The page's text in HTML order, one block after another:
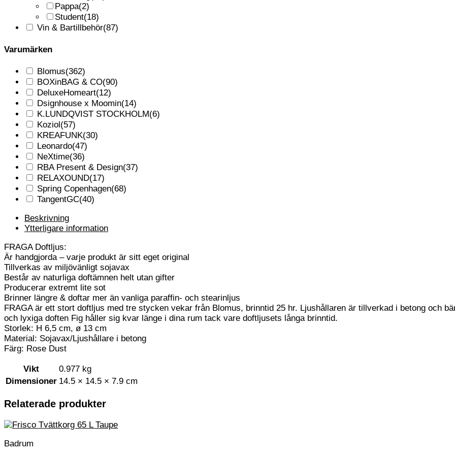
Pappa(2)
Student(18)
Vin & Bartillbehör(87)
Varumärken
Blomus(362)
BOXinBAG & CO(90)
DeluxeHomeart(12)
Dsignhouse x Moomin(14)
K.LUNDQVIST STOCKHOLM(6)
Koziol (57)
KREAFUNK(30)
Leonardo(47)
NeXtime(36)
RBA Present & Design(37)
RELAXOUND(17)
Spring Copenhagen(68)
TangentGC(40)
Beskrivning
Ytterligare information
FRAGA Doftljus:
Är handgjorda – varje produkt är sitt eget original
Tillverkas av miljövänligt sojavax
Består av naturliga doftämnen helt utan gifter
Producerar extremt lite sot
Brinner längre & doftar mer än vanliga paraffin- och stearinljus
FRAGA är ett stort doftljus med tre stycken vekar från Blomus, brinntid 25 hr. Ljushållaren är tillverkad i betong och
och lyxiga doften Fig håller sig kvar länge i dina rum tack vare doftljusets långa brinntid.
Storlek: H 6,5 cm, ø 13 cm
Material: Sojavax/Ljushållare i betong
Färg: Rose Dust
Vikt
0.977 kg
Dimensioner 14.5 × 14.5 × 7.9 cm
Relaterade produkter
Badrum